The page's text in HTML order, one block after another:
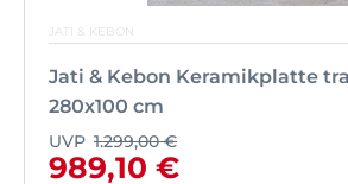
JATI & KEBON
Jati & Kebon Keramikplatte
280x100 cm
UVP 1.299,00 €
989,10 €